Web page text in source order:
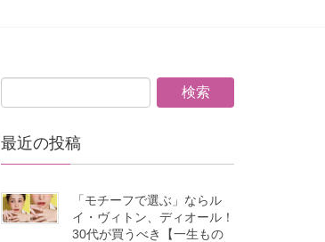
最近の投稿
「モチーフで選ぶ」ならル
イ・ヴィトン、ディオール！
30代が買うべき【一生もの